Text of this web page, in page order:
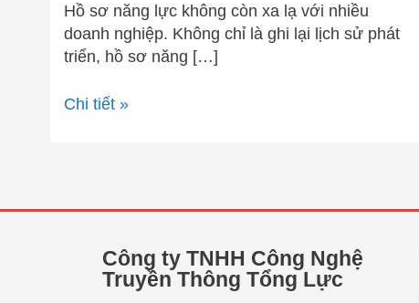
Hồ sơ năng lực không còn xa lạ với nhiều
doanh nghiệp. Không chỉ là ghi lại lịch sử phát
triển, hồ sơ năng […]
Chi tiết »
Công ty TNHH Công Nghệ
Truyền Thông Tổng Lực